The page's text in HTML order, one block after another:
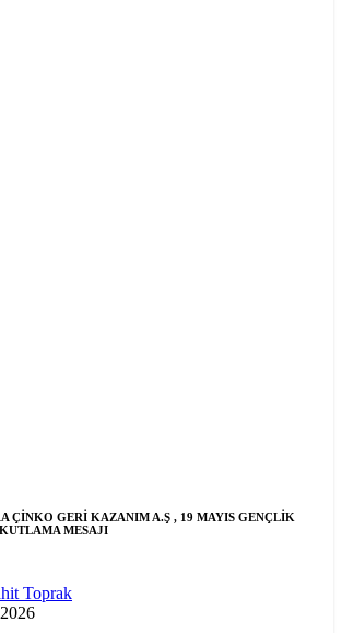
ÇİNKO GERİ KAZANIM A.Ş , 19 MAYIS GENÇLİK
MESAJI
Toprak